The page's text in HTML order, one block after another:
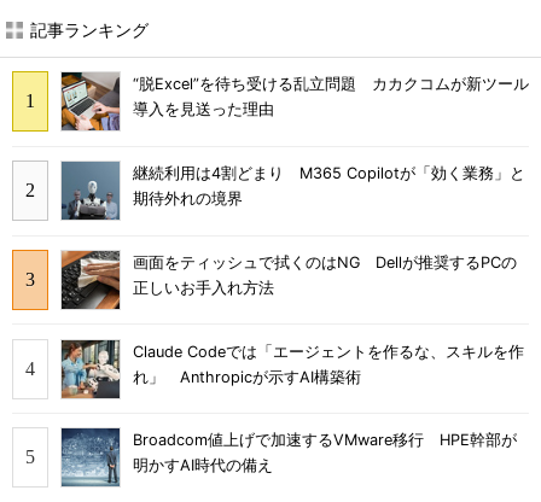
記事ランキング
“脱Excel”を待ち受ける乱立問題 カカクコムが新ツール
導入を見送った理由
継続利用は4割どまり M365 Copilotが「効く業務」と
期待外れの境界
画面をティッシュで拭くのはNG Dellが推奨するPCの
正しいお手入れ方法
Claude Codeでは「エージェントを作るな、スキルを作
れ」 Anthropicが示すAI構築術
Broadcom値上げで加速するVMware移行 HPE幹部が
明かすAI時代の備え